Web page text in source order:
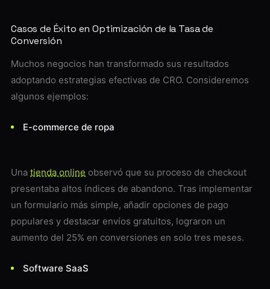
Casos de Éxito en Optimización de la Tasa de
Conversión
Muchos negocios han transformado sus resultados
adoptando estrategias efectivas de CRO. Consideremos
algunos ejemplos:
E-commerce de ropa
Una tienda online observó que su proceso de checkout
presentaba altos índices de abandono. Tras implementar
un formulario más simple, añadir opciones de pago
populares y destacar envíos gratuitos, lograron un
aumento del 25% en conversiones en solo tres meses.
Software SaaS